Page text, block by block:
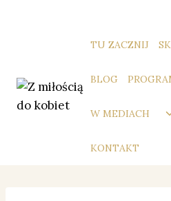
TU ZACZNIJ
BLOG
W MEDIACH
KONTAKT